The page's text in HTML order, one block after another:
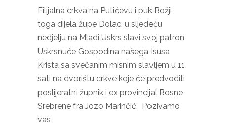
Filijalna crkva na Putićevu i puk Božji
toga dijela župe Dolac, u sljedeću
nedjelju na Mladi Uskrs slavi svoj patron
Uskrsnuće Gospodina našega Isusa
Krista sa svečanim misnim slavljem u 11
sati na dvorištu crkve koje će predvoditi
poslijeratni župnik i ex provincijal Bosne
Srebrene fra Jozo Marinčić. Pozivamo
vas